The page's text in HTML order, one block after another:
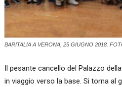
BARITALIA A VERONA, 25 GIUGNO 2018.
Il pesante cancello del Palazzo
in viaggio verso la base. Si torna al